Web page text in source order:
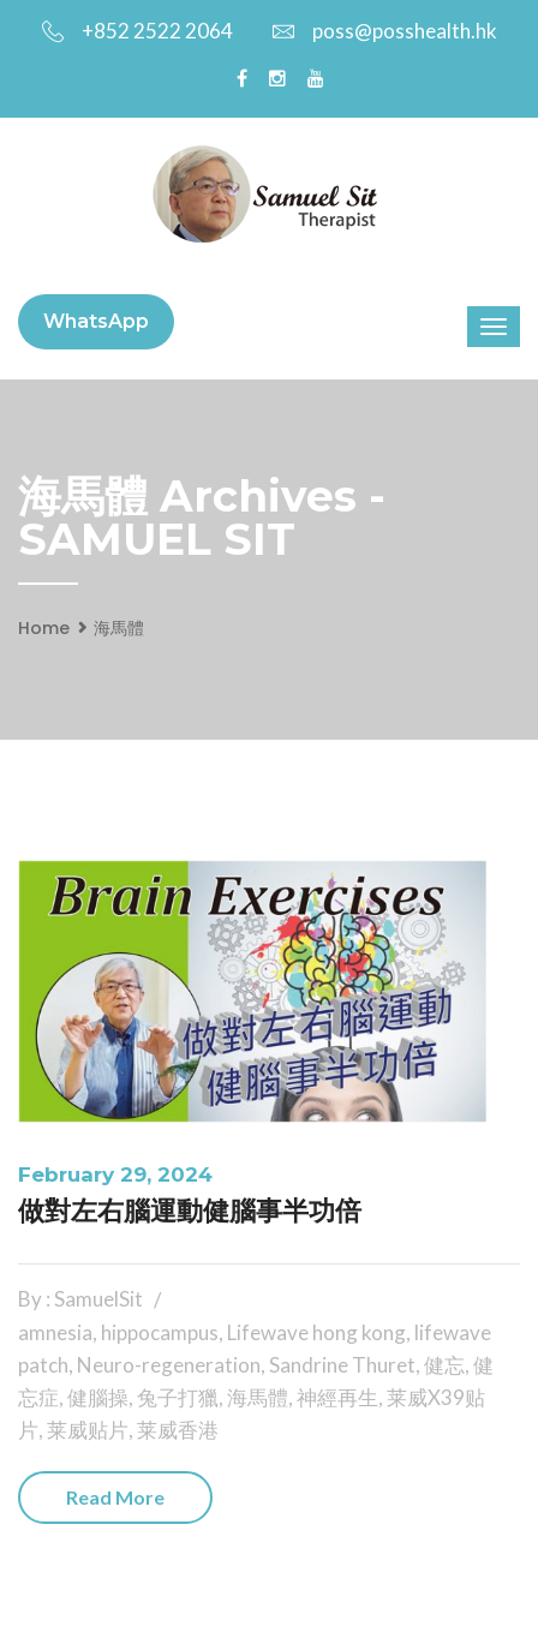
+852 2522 2064 poss@posshealth.hk
WhatsApp
海馬體 Archives -
SAMUEL SIT
Home 海馬體
February 29, 2024
做對左右腦運動健腦事半功倍
By : SamuelSit
amnesia, hippocampus, Lifewave hong kong, lifewave
patch, Neuro-regeneration, Sandrine Thuret,健忘,健
忘症,健腦操, 兔子打獵, 海馬體,神經再生,莱威X39贴
片,莱威贴片,莱威香港
Read More